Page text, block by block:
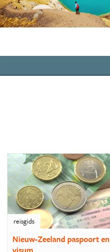
reisgids
Nieuw-Zeeland paspoort en